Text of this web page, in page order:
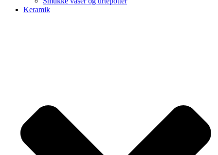
Keramik